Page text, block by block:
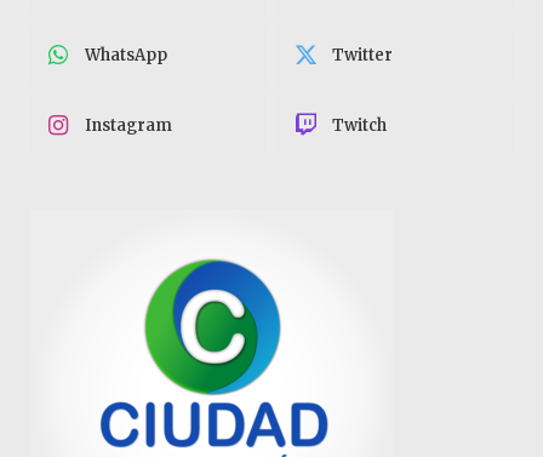
WhatsApp Twitter
Instagram Twitch